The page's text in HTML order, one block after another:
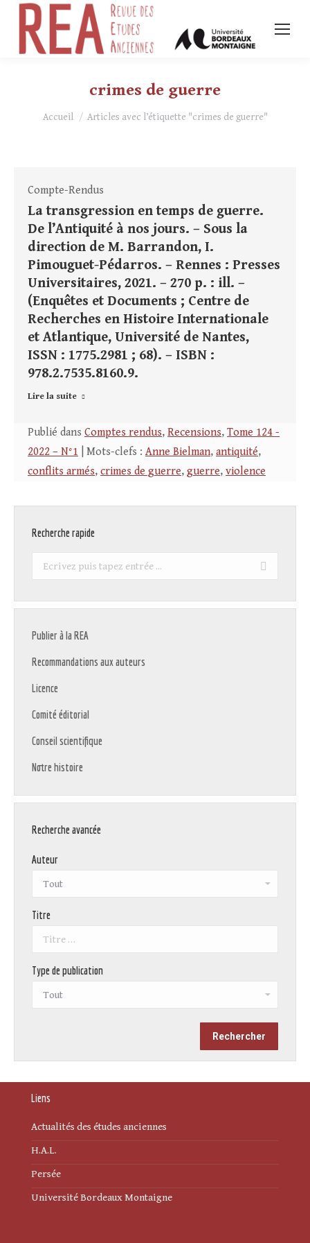
crimes de guerre
Vous êtes ici :
Accueil Articles avec l’étiquette "crimes de guerre"
Compte-Rendus
La transgression en temps de guerre.
De l’Antiquité à nos jours. – Sous la
direction de M. Barrandon, I.
Pimouguet-Pédarros. – Rennes : Presses
Universitaires, 2021. – 270 p. : ill. –
(Enquêtes et Documents ; Centre de
Recherches en Histoire Internationale
et Atlantique, Université de Nantes,
ISSN : 1775.2981 ; 68). – ISBN :
978.2.7535.8160.9.
Lire la suite
Publié dans Comptes rendus, Recensions, Tome 124 -
2022 – N°1 | Mots-clefs : Anne Bielman, antiquité,
conflits armés, crimes de guerre, guerre, violence
Recherche rapide
Recherche
Publier à la REA
Recommandations aux auteurs
Licence
Comité éditorial
Conseil scientifique
Notre histoire
Recherche avancée
Auteur
Titre
Type de publication
Liens
Actualités des études anciennes
H.A.L.
Persée
Université Bordeaux Montaigne